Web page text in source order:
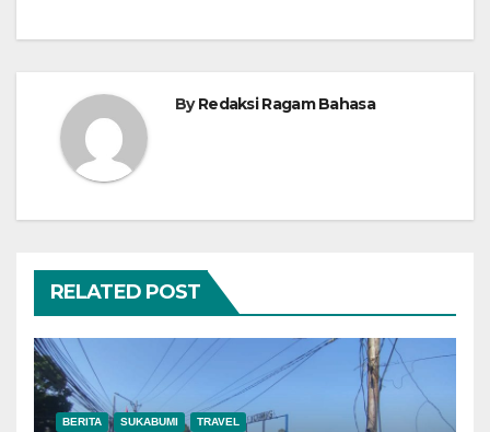
ByRedaksi Ragam Bahasa
RELATED POST
BERITA SUKABUMI TRAVEL